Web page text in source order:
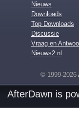
Nieuws
Downloads
Top Downloads
Discussie
Vraag en
Nieuws2.nl
© 1999-2026
AfterDawn is